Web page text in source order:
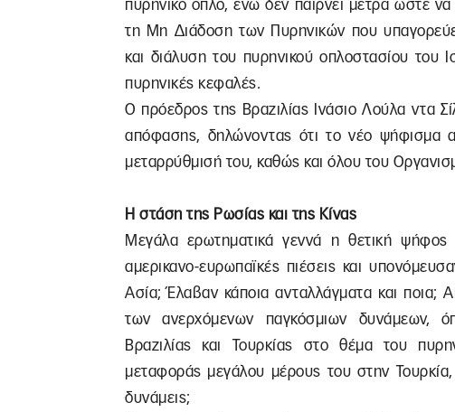
πυρηνικό όπλο, ενώ δεν παίρνει μέτρα ώστε
τη Mη Διάδοση των Πυρηνικών που
και διάλυση του πυρηνικού οπλοστασίου του
πυρηνικές κεφαλές.
Ο πρόεδρος της Βραζιλίας Ινάσιο Λούλα ντα
απόφασης, δηλώνοντας ότι το νέο ψήφισμα
μεταρρύθμισή του, καθώς και όλου του
Η στάση της Ρωσίας και της Κίνας
Μεγάλα ερωτηματικά γεννά η θετική
αμερικανο-ευρωπαϊκές πιέσεις και
Ασία; Έλαβαν κάποια ανταλλάγματα και ποια;
των ανερχόμενων παγκόσμιων δυνάμεων,
Βραζιλίας και Τουρκίας στο θέμα του
μεταφοράς μεγάλου μέρους του στην
δυνάμεις;